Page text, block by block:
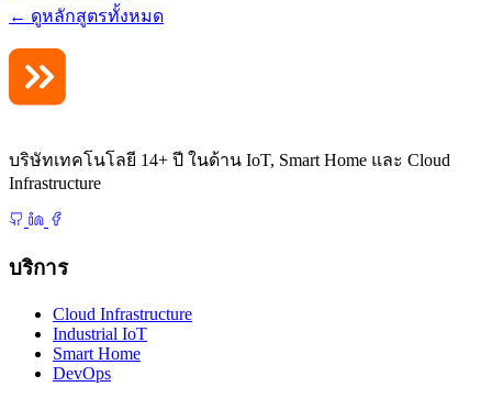
← ดูหลักสูตรทั้งหมด
บริษัทเทคโนโลยี 14+ ปี ในด้าน IoT, Smart Home และ Cloud
Infrastructure
บริการ
Cloud Infrastructure
Industrial IoT
Smart Home
DevOps